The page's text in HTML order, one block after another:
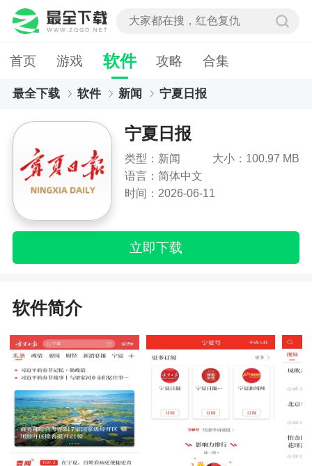
首页 游戏 软件 攻略 合集
最全下载 软件 新闻 宁夏日报
宁夏日报
类型：新闻
大小：100.97 MB
语言：简体中文
时间：2026-06-11
立即下载
软件简介